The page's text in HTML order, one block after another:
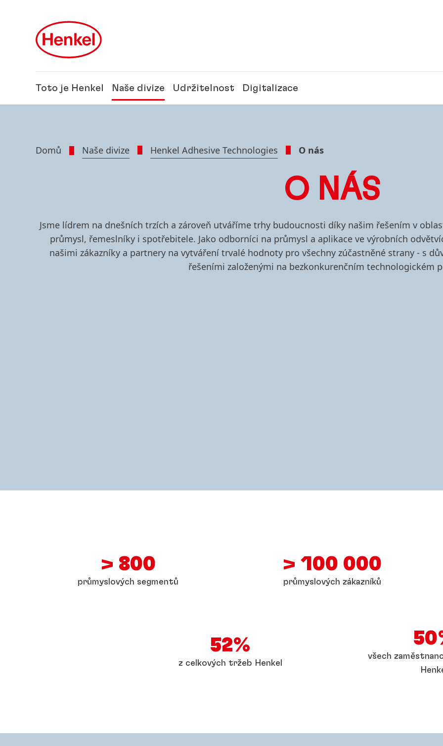
Toto je Henkel Naše divize Udržitelnost Digitalizace
Domů Naše divize Henkel Adhesive Technologies O nás
O NÁS
Jsme lídrem na dnešních trzích a zároveň utváříme trhy budoucnosti díky našim řešením v
průmysl, řemeslníky i spotřebitele. Jako odborníci na průmysl a aplikace ve výrobních
našimi zákazníky a partnery na vytváření trvalé hodnoty pro všechny zúčastněné strany - s
řešeními založenými na bezkonkurenčním technologickém
> 800
průmyslových segmentů
> 100 000
průmyslových zákazníků
52%
z celkových tržeb Henkel
všech